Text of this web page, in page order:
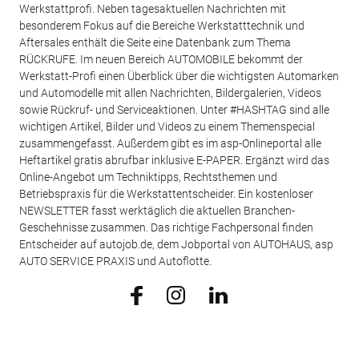
Werkstattprofi. Neben tagesaktuellen Nachrichten mit
besonderem Fokus auf die Bereiche Werkstatttechnik und
Aftersales enthält die Seite eine Datenbank zum Thema
RÜCKRUFE. Im neuen Bereich AUTOMOBILE bekommt der
Werkstatt-Profi einen Überblick über die wichtigsten Automarken
und Automodelle mit allen Nachrichten, Bildergalerien, Videos
sowie Rückruf- und Serviceaktionen. Unter #HASHTAG sind alle
wichtigen Artikel, Bilder und Videos zu einem Themenspecial
zusammengefasst. Außerdem gibt es im asp-Onlineportal alle
Heftartikel gratis abrufbar inklusive E-PAPER. Ergänzt wird das
Online-Angebot um Techniktipps, Rechtsthemen und
Betriebspraxis für die Werkstattentscheider. Ein kostenloser
NEWSLETTER fasst werktäglich die aktuellen Branchen-
Geschehnisse zusammen. Das richtige Fachpersonal finden
Entscheider auf autojob.de, dem Jobportal von AUTOHAUS, asp
AUTO SERVICE PRAXIS und Autoflotte.